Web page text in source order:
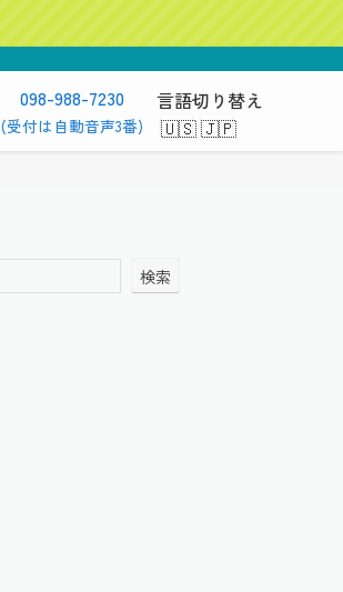
098-988-7230
(受付は自動音声3番)
言語切り替え
検索